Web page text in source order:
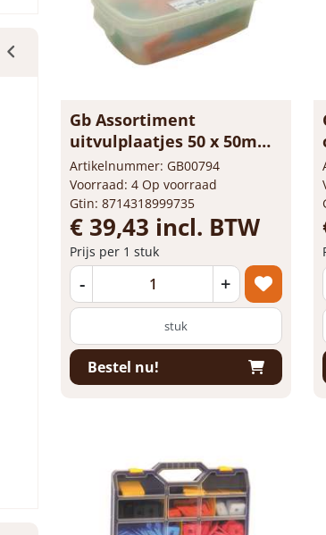
Gb Assortiment
uitvulplaatjes 50 x 50mm
...
Artikelnummer: GB00794
Voorraad: 4 Op voorraad
Gtin: 8714318999735
€ 39,43 incl. BTW
Prijs per 1 stuk
- +
stuk
Bestel nu!